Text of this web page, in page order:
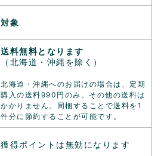
対象
送料無料となります
（北海道・沖縄を除く）
北海道・沖縄へのお届けの場合は、定期
購入の送料990円のみ。その他の送料は
かかりません。同梱することで送料を1
件分に節約することが可能です。
獲得ポイントは無効になります